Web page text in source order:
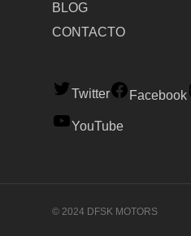
BLOG
CONTACTO
Twitter Facebook
YouTube
© 2024 DFSK MOTORS